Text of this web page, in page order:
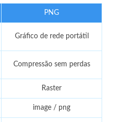
PNG
Gráfico de rede portátil
Compressão sem perdas
Raster
image / png